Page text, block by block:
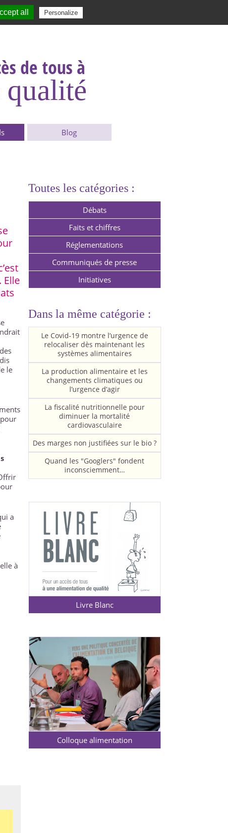
de tous à
qualité
Blog
Elle
le
a
à
Toutes les catégories :
Débats
Faits et chiffres
Réglementations
Communiqués de presse
Initiatives
Dans la même catégorie :
Le Covid-19 montre l’urgence de
relocaliser dès maintenant les
systèmes alimentaires
La production alimentaire et les
changements climatiques ou
l’urgence d’agir
La fiscalité nutritionnelle pour
diminuer la mortalité
cardiovasculaire
Des marges non justifiées sur le bio ?
Quand les "Googlers" fondent
inconsciemment…
Livre Blanc
Colloque alimentation
|Contact | | |
all Personalize